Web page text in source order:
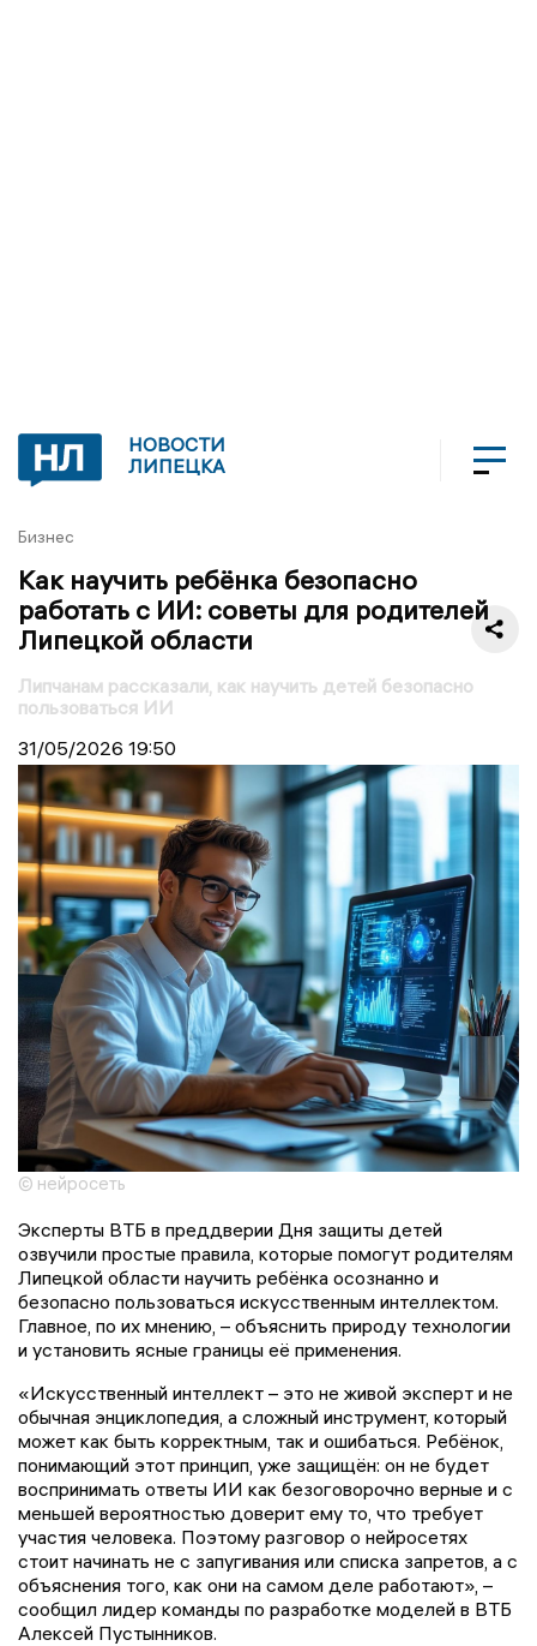
НОВОСТИ
ЛИПЕЦКА
Бизнес
Как научить ребёнка безопасно
работать с ИИ: советы для родителей
Липецкой области
Липчанам рассказали, как научить детей безопасно
пользоваться ИИ
31/05/2026 19:50
© нейросеть
Эксперты ВТБ в преддверии Дня защиты детей
озвучили простые правила, которые помогут родителям
Липецкой области научить ребёнка осознанно и
безопасно пользоваться искусственным интеллектом.
Главное, по их мнению, – объяснить природу технологии
и установить ясные границы её применения.
«Искусственный интеллект – это не живой эксперт и не
обычная энциклопедия, а сложный инструмент, который
может как быть корректным, так и ошибаться. Ребёнок,
понимающий этот принцип, уже защищён: он не будет
воспринимать ответы ИИ как безоговорочно верные и с
меньшей вероятностью доверит ему то, что требует
участия человека. Поэтому разговор о нейросетях
стоит начинать не с запугивания или списка запретов, а с
объяснения того, как они на самом деле работают», –
сообщил лидер команды по разработке моделей в ВТБ
Алексей Пустынников.